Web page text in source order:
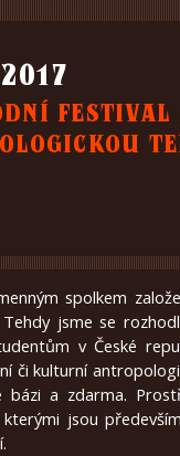
FESTIVAL
spolkem
jsme se
v České
či kulturní
bázi a zdarma.
jsou